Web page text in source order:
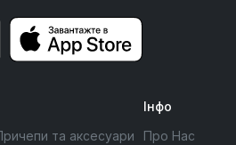
та аксесуари
Інфо
Про Нас